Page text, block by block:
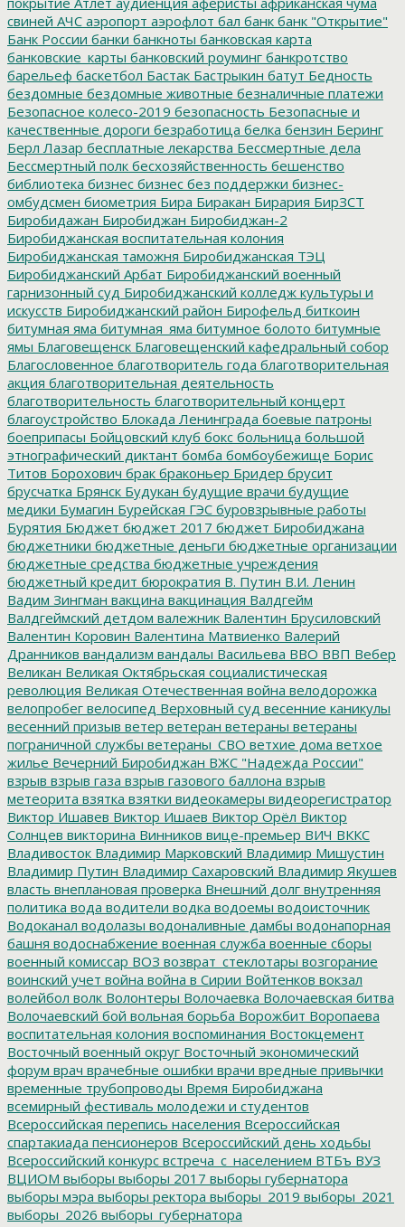
свиней АЧС аэропорт аэрофлот бал банк банк "Открытие"
Банк России банки банкноты банковская карта
банковские_карты банковский роуминг банкротство
барельеф баскетбол Бастак Бастрыкин батут Бедность
бездомные бездомные животные безналичные платежи
Безопасное колесо-2019 безопасность Безопасные и
качественные дороги безработица белка бензин Беринг
Берл Лазар бесплатные лекарства Бессмертные дела
Бессмертный полк бесхозяйственность бешенство
библиотека бизнес бизнес без поддержки бизнес-
омбудсмен биометрия Бира Биракан Бирария БирЗСТ
Биробидажан Биробиджан Биробиджан-2
Биробиджанская воспитательная колония
Биробиджанская таможня Биробиджанская ТЭЦ
Биробиджанский Арбат Биробиджанский военный
гарнизонный суд Биробиджанский колледж культуры и
искусств Биробиджанский район Бирофельд биткоин
битумная яма битумная_яма битумное болото битумные
ямы Благовещенск Благовещенский кафедральный собор
Благословенное благотворитель года благотворительная
акция благотворительная деятельность
благотворительность благотворительный концерт
благоустройство Блокада Ленинграда боевые патроны
боеприпасы Бойцовский клуб бокс больница большой
этнографический диктант бомба бомбоубежище Борис
Титов Борохович брак браконьер Бридер брусит
брусчатка Брянск Будукан будущие врачи будущие
медики Бумагин Бурейская ГЭС буровзрывные работы
Бурятия Бюджет бюджет 2017 бюджет Биробиджана
бюджетники бюджетные деньги бюджетные организации
бюджетные средства бюджетные учреждения
бюджетный кредит бюрократия В. Путин В.И. Ленин
Вадим Зингман вакцина вакцинация Валдгейм
Валдгеймский детдом валежник Валентин Брусиловский
Валентин Коровин Валентина Матвиенко Валерий
Дранников вандализм вандалы Васильева ВВО ВВП Вебер
Великан Великая Октябрьская социалистическая
революция Великая Отечественная война велодорожка
велопробег велосипед Верховный суд весенние каникулы
весенний призыв ветер ветеран ветераны ветераны
пограничной службы ветераны_СВО ветхие дома ветхое
жилье Вечерний Биробиджан ВЖС "Надежда России"
взрыв взрыв газа взрыв газового баллона взрыв
метеорита взятка взятки видеокамеры видеорегистратор
Виктор Ишавев Виктор Ишаев Виктор Орёл Виктор
Солнцев викторина Винников вице-премьер ВИЧ ВККС
Владивосток Владимир Марковский Владимир Мишустин
Владимир Путин Владимир Сахаровский Владимир Якушев
власть внеплановая проверка Внешний долг внутренняя
политика вода водители водка водоемы водоисточник
Водоканал водолазы водоналивные дамбы водонапорная
башня водоснабжение военная служба военные сборы
военный комиссар ВОЗ возврат_стеклотары возгорание
воинский учет война война в Сирии Войтенков вокзал
волейбол волк Волонтеры Волочаевка Волочаевская битва
Волочаевский бой вольная борьба Ворожбит Воропаева
воспитательная колония воспоминания Востокцемент
Восточный военный округ Восточный экономический
форум врач врачебные ошибки врачи вредные привычки
временные трубопроводы Время Биробиджана
всемирный фестиваль молодежи и студентов
Всероссийская перепись населения Всероссийская
спартакиада пенсионеров Всероссийский день ходьбы
Всероссийский конкурс встреча_с_населением ВТБъ ВУЗ
ВЦИОМ выборы выборы 2017 выборы губернатора
выборы мэра выборы ректора выборы_2019 выборы_2021
выборы_2026 выборы_губернатора